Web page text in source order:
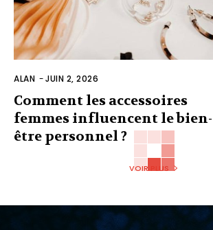
ALAN -JUIN 2, 2026
Comment les accessoires
femmes influencent le bien-
être personnel ?
VOIR PLUS